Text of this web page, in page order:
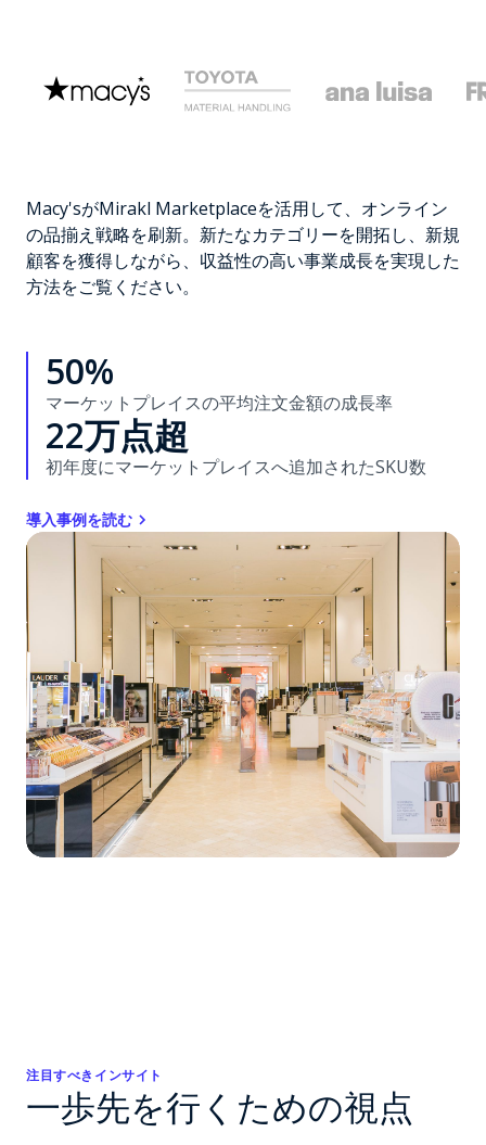
Macy'sがMirakl Marketplaceを活用して、オンライン
の品揃え戦略を刷新。新たなカテゴリーを開拓し、新規
顧客を獲得しながら、収益性の高い事業成長を実現した
方法をご覧ください。
50%
マーケットプレイスの平均注文金額の成長率
22万点超
初年度にマーケットプレイスへ追加されたSKU数
導入事例を読む
注目すべきインサイト
一歩先を行くための視点